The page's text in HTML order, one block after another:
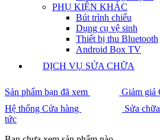
PHỤ KIỆN KHÁC
Bút trình chiếu
Dụng cụ vệ sinh
Thiết bị thu Bluetooth
Android Box TV
DỊCH VỤ SỬA CHỮA
Sản phẩm bạn đã xem
Giảm giá
Hệ thống Cửa hàng
Sửa
tức